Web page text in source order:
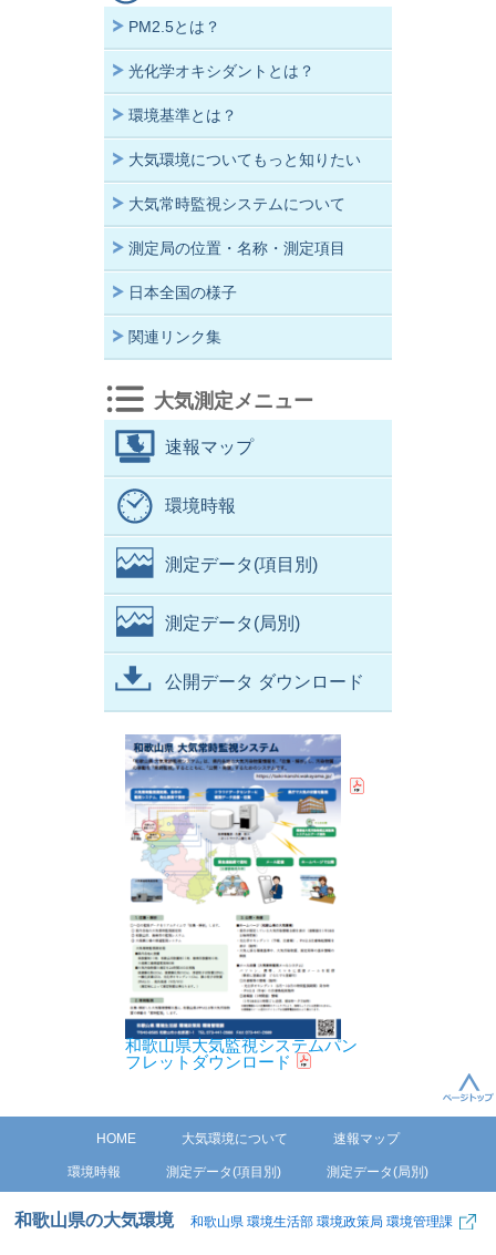
PM2.5とは？
光化学オキシダントとは？
環境基準とは？
大気環境についてもっと知りたい
大気常時監視システムについて
測定局の位置・名称・測定項目
日本全国の様子
関連リンク集
大気測定メニュー
速報マップ
環境時報
測定データ(項目別)
測定データ(局別)
公開データ ダウンロード
和歌山県大気監視システムパン
フレットダウンロード
HOME 大気環境について 速報マップ
環境時報 測定データ(項目別) 測定データ(局別)
和歌山県の大気環境 和歌山県 環境生活部 環境政策局 環境管理課